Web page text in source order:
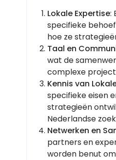
Lokale Expertise:
specifieke
hoe ze
Taal en
wat de
complexe
Kennis van
specifieke eisen
strategieën
Nederlandse
Netwerken en
partners en
worden benut